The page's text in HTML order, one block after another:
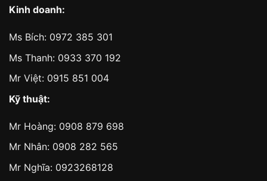
Kinh doanh:
Ms Bích: 0972 385 301
Ms Thanh: 0933 370 192
Mr Việt: 0915 851 004
Kỹ thuật:
Mr Hoàng: 0908 879 698
Mr Nhân: 0908 282 565
Mr Nghĩa: 0923268128